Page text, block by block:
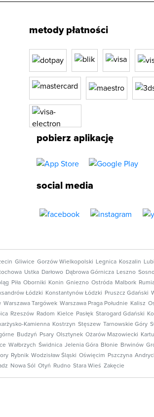
metody płatności
pobierz aplikację
social media
Gliwice Gorzów Wielkopolski Legnica Koszalin
Ustka Darłowo Dąbrowa Górnicza Leszno
Piła Oborniki Konin Gniezno Ostróda Malbork
Łódzki Konstantynów Łódzki Pruszcz Gdański
Warszawa Targówek Warszawa Praga Południe Kalisz
Rzeszów Radom Kielce Pasłęk Starogard Gdański
Kamienna Kostrzyn Stęszew Tarnowskie Góry
Budzyń Psary Olsztynek Ożarów Mazowiecki
Wałbrzych Świdnica Jelenia Góra Błonie Brwinów
Rybnik Wodzisław Śląski Oświęcim Pszczyna
Nowa Sól Otyń Rudno Stara Wieś Zakęcie